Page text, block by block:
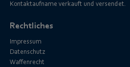
Kontaktaufname verkauft und versendet.
Rechtliches
Impressum
Datenschutz
Waffenrecht